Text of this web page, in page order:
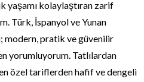
yaşamı kolaylaştıran zarif
Türk, İspanyol ve Yunan
modern, pratik ve güvenilir
yorumluyorum. Tatlılardan
özel tariflerden hafif ve dengeli